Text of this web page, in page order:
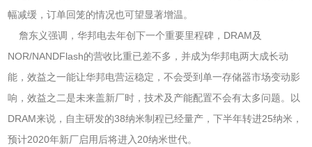
幅减缓，订单回笼的情况也可望显著增温。
詹东义强调，华邦电去年创下一个重要里程碑，DRAM及
NOR/NANDFlash的营收比重已差不多，并成为华邦电两大成长动
能，效益之一能让华邦电营运稳定，不会受到单一存储器市场变动影
响，效益之二是未来盖新厂时，技术及产能配置不会有太多问题。以
DRAM来说，自主研发的38纳米制程已经量产，下半年转进25纳米，
预计2020年新厂启用后将进入20纳米世代。